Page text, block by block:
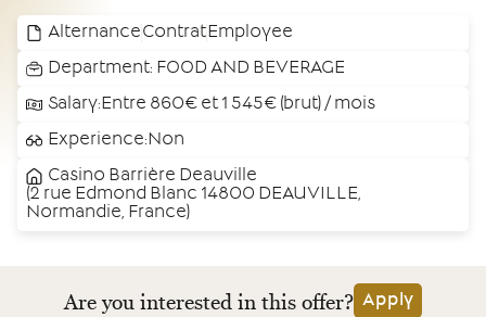
AlternanceContratEmployee
Department: FOOD AND BEVERAGE
Salary:Entre 860€ et 1 545€ (brut) / mois
Experience:Non
Casino Barrière Deauville
(2 rue Edmond Blanc 14800 DEAUVILLE,
Normandie, France)
Are you interested in this offer? Apply